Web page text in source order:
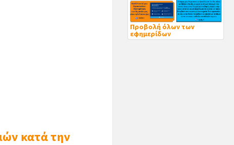
κατά την
Προβολή όλων των
εφημερίδων